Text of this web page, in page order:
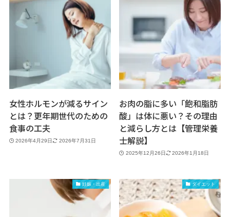
女性ホルモンが減るサイン
とは？更年期世代のための
食事の工夫
2026年4月29日 2026年7月31日
お肉の脂に多い「飽和脂肪
酸」は体に悪い？その理由
と減らし方とは【管理栄養
士解説】
2025年12月26日 2026年1月18日
妊娠・出産 ダイエット